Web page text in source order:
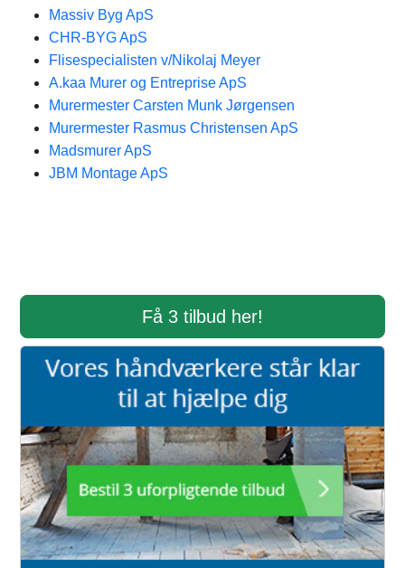
Massiv Byg ApS
CHR-BYG ApS
Flisespecialisten v/Nikolaj Meyer
A.kaa Murer og Entreprise ApS
Murermester Carsten Munk Jørgensen
Murermester Rasmus Christensen ApS
Madsmurer ApS
JBM Montage ApS
Få 3 tilbud her!